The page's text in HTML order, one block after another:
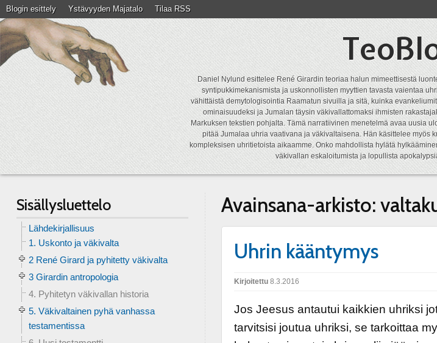
Blogin esittely Ystävyyden Majatalo Tilaa RSS
Daniel Nylund esittelee René Girardin teoriaa halun mimeettisestä
syntipukkimekanismista ja uskonnollisten myyttien tavasta vaientaa
vähittäistä demytologisointia Raamatun sivuilla ja sitä, kuinka
ominaisuudeksi ja Jumalan täysin väkivallattomaksi ihmisten
Markuksen tekstien pohjalta. Tämä narratiivinen menetelmä avaa uusia
pitää Jumalaa uhria vaativana ja väkivaltaisena. Hän käsittelee myös
kompleksisen uhritietoista aikaamme. Onko mahdollista hylätä
väkivallan eskaloitumista ja lopullista
Avainsana-arkisto:
Uhrin kääntymys
Kirjoitettu8.3.2016
Jos Jeesus antautui kaikkien uhriksi
tarvitsisi joutua uhriksi, se tarkoittaa
Sisällysluettelo
Lähdekirjallisuus
1. Uskonto ja väkivalta
2 René Girard ja pyhitetty väkivalta
3 Girardin antropologia
4. Pyhitetyn väkivallan historia
5. Väkivaltainen pyhä vanhassa
testamentissa